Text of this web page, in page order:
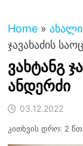
Home » ახალი
ჯავახაძის
ვახტანგ
ანდერძი
03.12.2022
კითხვის დრო: 2 წთ.